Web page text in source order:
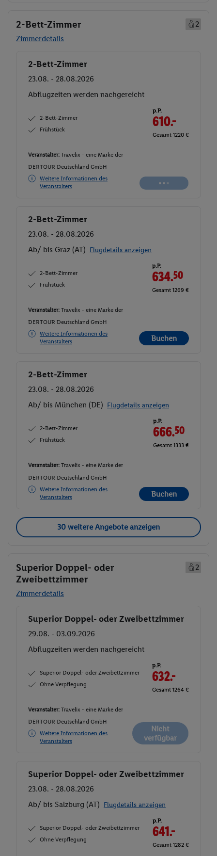
2-Bett-Zimmer
2
Zimmerdetails
Buchen
2-Bett-Zimmer
23.08. - 28.08.2026
Abflugzeiten werden nachgereicht
2-Bett-Zimmer
Frühstück
p.P.
610.-
Gesamt 1220 €
Veranstalter: Travelix - eine Marke der
DERTOUR Deutschland GmbH
Weitere Informationen des
Veranstalters
Buchen
2-Bett-Zimmer
23.08. - 28.08.2026
Ab/ bis Graz (AT) Flugdetails anzeigen
2-Bett-Zimmer
Frühstück
p.P.
634.50
Gesamt 1269 €
Veranstalter: Travelix - eine Marke der
DERTOUR Deutschland GmbH
Weitere Informationen des
Veranstalters
Buchen
Buchen
2-Bett-Zimmer
23.08. - 28.08.2026
Ab/ bis München (DE) Flugdetails anzeigen
2-Bett-Zimmer
Frühstück
p.P.
666.50
Gesamt 1333 €
Veranstalter: Travelix - eine Marke der
DERTOUR Deutschland GmbH
Weitere Informationen des
Veranstalters
Buchen
30 weitere Angebote anzeigen
Superior Doppel- oder
Zweibettzimmer
2
Zimmerdetails
Buchen
Superior Doppel- oder Zweibettzimmer
29.08. - 03.09.2026
Abflugzeiten werden nachgereicht
Superior Doppel- oder Zweibettzimmer
Ohne Verpflegung
p.P.
632.-
Gesamt 1264 €
Veranstalter: Travelix - eine Marke der
DERTOUR Deutschland GmbH
Weitere Informationen des
Veranstalters
Nicht
verfügbar
Buchen
Superior Doppel- oder Zweibettzimmer
23.08. - 28.08.2026
Ab/ bis Salzburg (AT) Flugdetails anzeigen
Superior Doppel- oder Zweibettzimmer
Ohne Verpflegung
p.P.
641.-
Gesamt 1282 €